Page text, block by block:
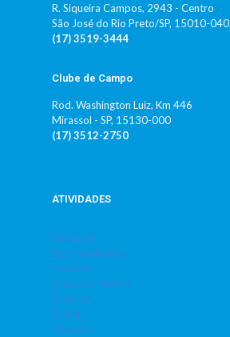
R. Siqueira Campos, 2943 - Centro
São José do Rio Preto/SP, 15010-040
(17) 3519-3444
Clube de Campo
Rod. Washington Luiz, Km 446
Mirassol - SP, 15130-000
(17) 3512-2750
ATIVIDADES
Basquete
Bola Queimada
Corrida
Dança do Ventre
Futebol
Futsal
Ginástica